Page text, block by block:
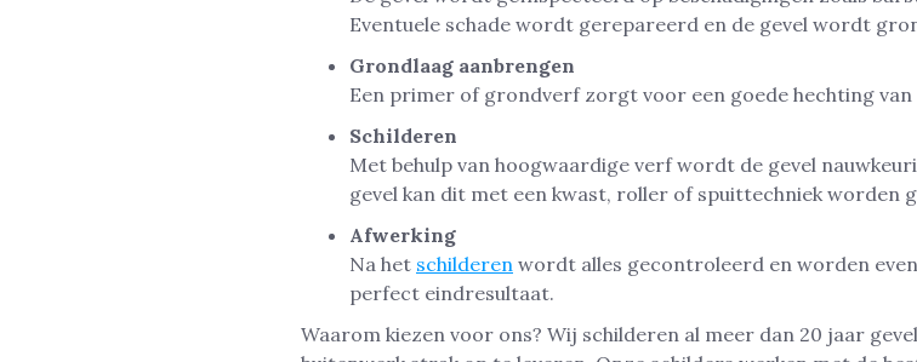
Eventuele schade wordt gerepareerd en de gevel wordt
Grondlaag aanbrengen
Een primer of grondverf zorgt voor een goede hechting
Schilderen
Met behulp van hoogwaardige verf wordt de gevel
gevel kan dit met een kwast, roller of spuittechniek worden
Afwerking
Na het schilderen wordt alles gecontroleerd en worden
perfect eindresultaat.
Waarom kiezen voor ons? Wij schilderen al meer dan 20 jaar